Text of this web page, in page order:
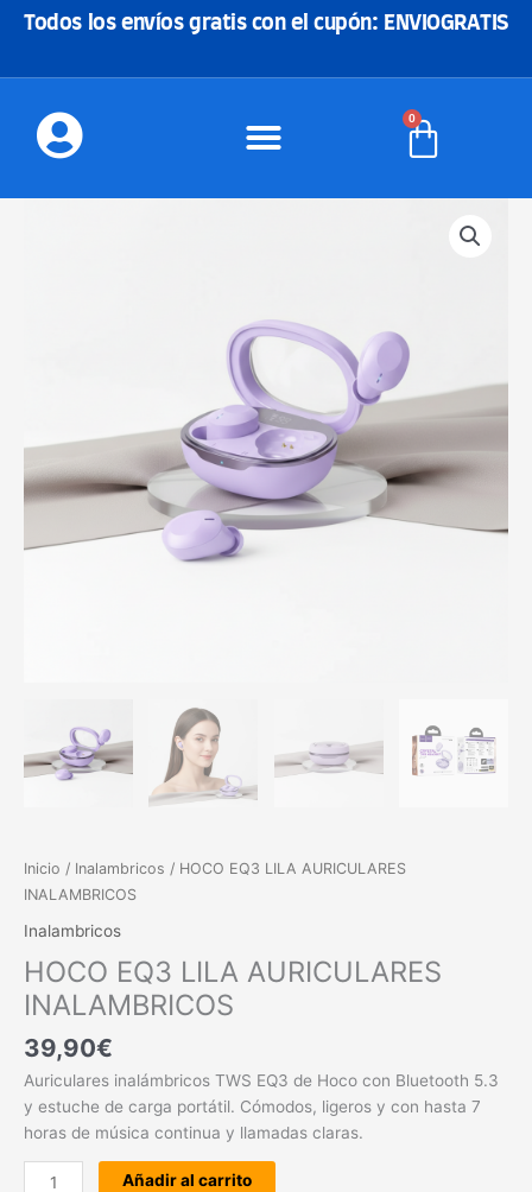
Todos los envíos gratis con el cupón: ENVIOGRATIS
0
Carrito
Inicio / Inalambricos / HOCO EQ3 LILA AURICULARES
INALAMBRICOS
Inalambricos
HOCO EQ3 LILA AURICULARES
INALAMBRICOS
39,90€
Auriculares inalámbricos TWS EQ3 de Hoco con Bluetooth 5.3
y estuche de carga portátil. Cómodos, ligeros y con hasta 7
horas de música continua y llamadas claras.
Añadir al carrito